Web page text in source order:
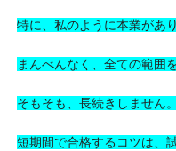
特に、私のように本業があ
まんべんなく、全ての範囲
そもそも、長続きしません。
短期間で合格するコツは、